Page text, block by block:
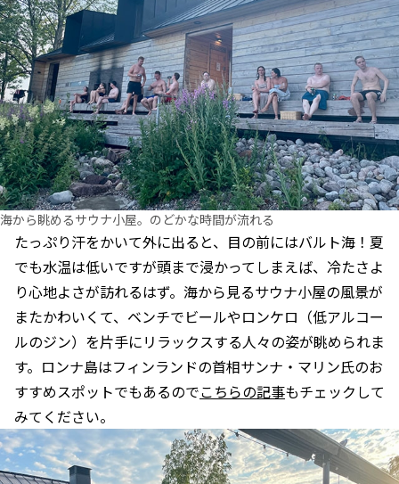
海から眺めるサウナ小屋。のどかな時間が流れる
たっぷり汗をかいて外に出ると、目の前にはバルト海！夏
でも水温は低いですが頭まで浸かってしまえば、冷たさよ
り心地よさが訪れるはず。海から見るサウナ小屋の風景が
またかわいくて、ベンチでビールやロンケロ（低アルコー
ルのジン）を片手にリラックスする人々の姿が眺められま
す。ロンナ島はフィンランドの首相サンナ・マリン氏のお
すすめスポットでもあるのでこちらの記事もチェックして
みてください。